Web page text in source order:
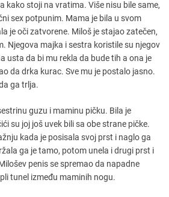
kako stoji na vratima. Više nisu bile same,
sex potpunim. Mama je bila u svom
je oči zatvorene. Miloš je stajao zatečen,
Njegova majka i sestra koristile su njegov
usta da bi mu rekla da bude tih a ona je
da drka kurac. Sve mu je postalo jasno.
ga trlja.
guzu i maminu pičku. Bila je
su joj još uvek bili sa obe strane pičke.
kada je posisala svoj prst i naglo ga
ga je tamo, potom unela i drugi prst i
penis se spremao da napadne
tunel između maminih nogu.